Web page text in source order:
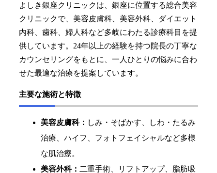
よしき銀座クリニックは、銀座に位置する総合美容
クリニックで、美容皮膚科、美容外科、ダイエット
内科、歯科、婦人科など多岐にわたる診療科目を提
供しています。24年以上の経験を持つ院長の丁寧な
カウンセリングをもとに、一人ひとりの悩みに合わ
せた最適な治療を提案しています。
主要な施術と特徴
美容皮膚科： しみ・そばかす、しわ・たるみ
治療、ハイフ、フォトフェイシャルなど多様
な肌治療。
美容外科： 二重手術、リフトアップ、脂肪吸